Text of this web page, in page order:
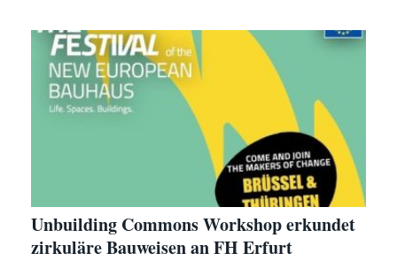
Unbuilding Commons Workshop erkundet
zirkuläre Bauweisen an FH Erfurt